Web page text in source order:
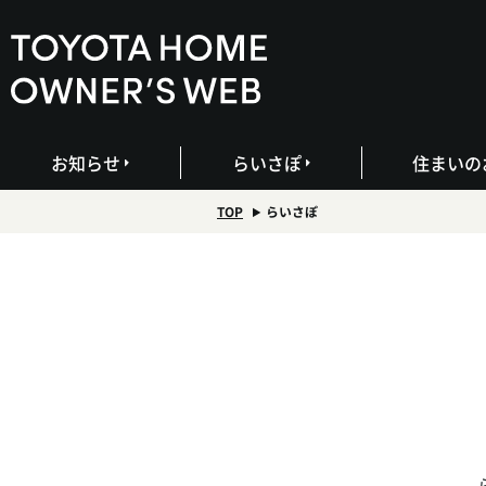
お知らせ らいさぽ 住まい
TOP らいさぽ